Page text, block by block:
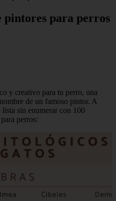
pintores para perros
y creativo para tu perro, una
de un famoso pintor. A
sin enumerar con 100
perros: